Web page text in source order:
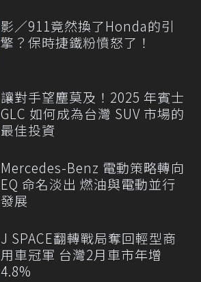
影／911竟然換了Honda的引
擎？保時捷鐵粉憤怒了！
讓對手望塵莫及！2025 年賓士
GLC 如何成為台灣 SUV 市場的
最佳投資
Mercedes-Benz 電動策略轉向
EQ 命名淡出 燃油與電動並行
發展
J SPACE翻轉戰局奪回輕型商
用車冠軍 台灣2月車市年增
4.8%